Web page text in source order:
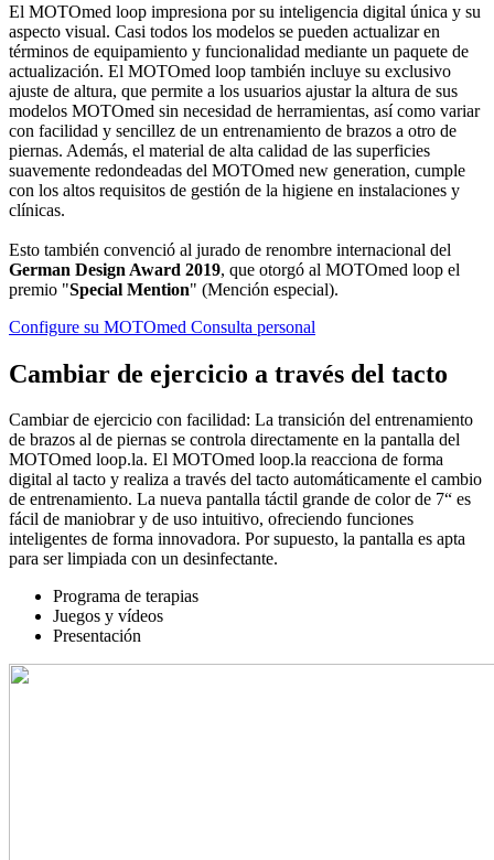
El MOTOmed loop impresiona por su inteligencia digital única y su
aspecto visual. Casi todos los modelos se pueden actualizar en
términos de equipamiento y funcionalidad mediante un paquete de
actualización. El MOTOmed loop también incluye su exclusivo
ajuste de altura, que permite a los usuarios ajustar la altura de sus
modelos MOTOmed sin necesidad de herramientas, así como variar
con facilidad y sencillez de un entrenamiento de brazos a otro de
piernas. Además, el material de alta calidad de las superficies
suavemente redondeadas del MOTOmed new generation, cumple
con los altos requisitos de gestión de la higiene en instalaciones y
clínicas.
Esto también convenció al jurado de renombre internacional del
German Design Award 2019, que otorgó al MOTOmed loop el
premio "Special Mention" (Mención especial).
Configure su MOTOmed Consulta personal
Cambiar de ejercicio a través del tacto
Cambiar de ejercicio con facilidad: La transición del entrenamiento
de brazos al de piernas se controla directamente en la pantalla del
MOTOmed loop.la. El MOTOmed loop.la reacciona de forma
digital al tacto y realiza a través del tacto automáticamente el cambio
de entrenamiento. La nueva pantalla táctil grande de color de 7“ es
fácil de maniobrar y de uso intuitivo, ofreciendo funciones
inteligentes de forma innovadora. Por supuesto, la pantalla es apta
para ser limpiada con un desinfectante.
Programa de terapias
Juegos y vídeos
Presentación